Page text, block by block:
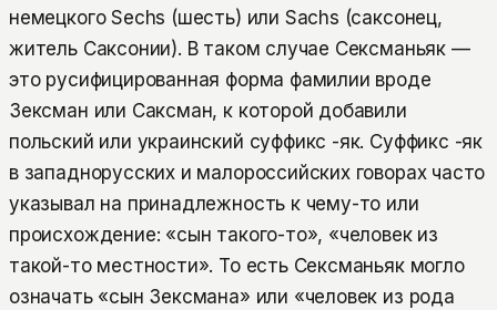
немецкого Sechs (шесть) или Sachs (саксонец,
житель Саксонии). В таком случае Сексманьяк —
это русифицированная форма фамилии вроде
Зексман или Саксман, к которой добавили
польский или украинский суффикс -як. Суффикс -як
в западнорусских и малороссийских говорах часто
указывал на принадлежность к чему-то или
происхождение: «сын такого-то», «человек из
такой-то местности». То есть Сексманьяк могло
означать «сын Зексмана» или «человек из рода